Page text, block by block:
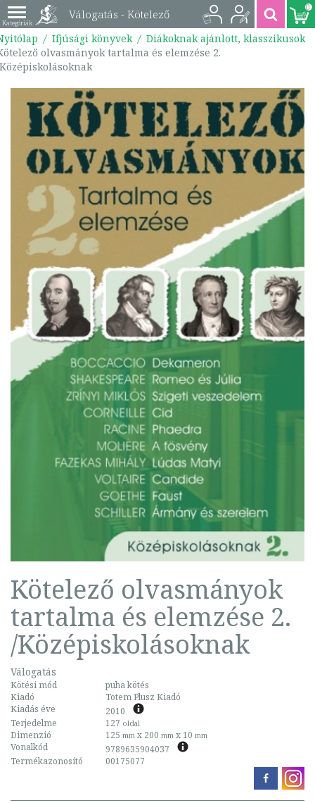
Válogatás - Kötelező
olvasmányok
tartalma és elemzése
2. /Középiskolásoknak
| 9789635904037
0
Ifjúsági könyvek
Diákoknak ajánlott, klasszikusok
olvasmányok tartalma és elemzése 2.
Kötelező olvasmányok
tartalma és elemzése 2.
/Középiskolásoknak
Válogatás
Kötési mód
puha kötés
Kiadó
Totem Plusz Kiadó
Kiadás éve
2010
Terjedelme
127 oldal
Dimenzió 125 mm x 200 mm x 10 mm
Vonalkód
9789635904037
Termékazonosító
00175077